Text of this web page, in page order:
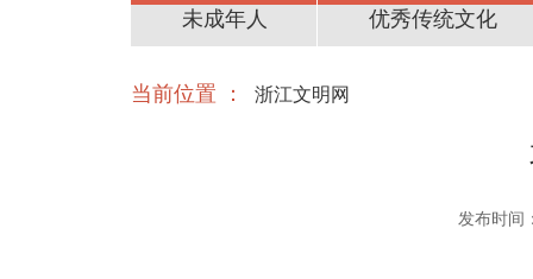
公民道德
未成年人 优秀传统文化
当前位置 ： 浙江文明网
发布时间